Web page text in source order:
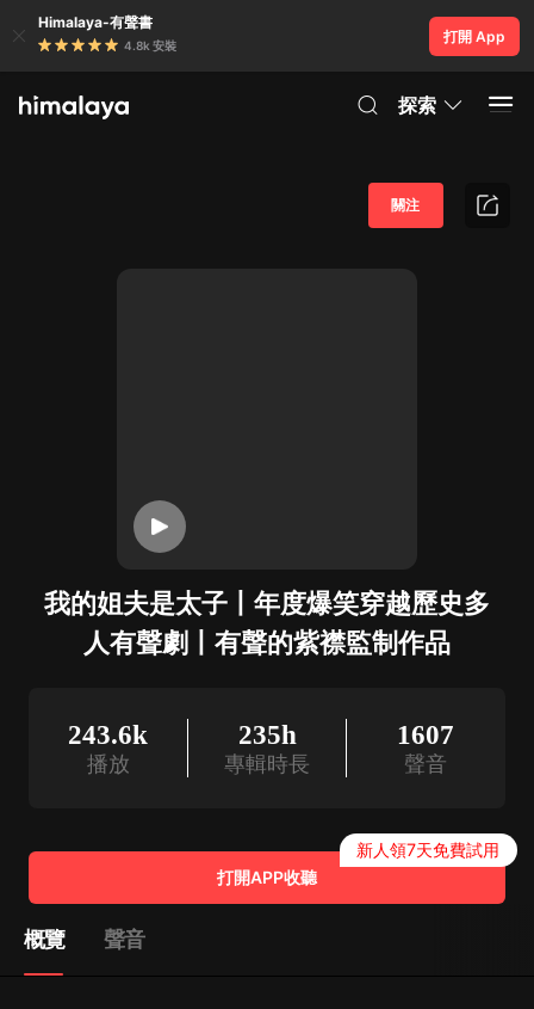
Himalaya-有聲書
4.8k 安裝
打開 App
探索
我的姐夫是太子丨年度爆笑穿越歷史多
人有聲劇丨有聲的紫襟監制作品
關注
243.6k
播放
235h
專輯時長
1607
聲音
打開APP收聽
新人領7天免費試用
概覽 聲音